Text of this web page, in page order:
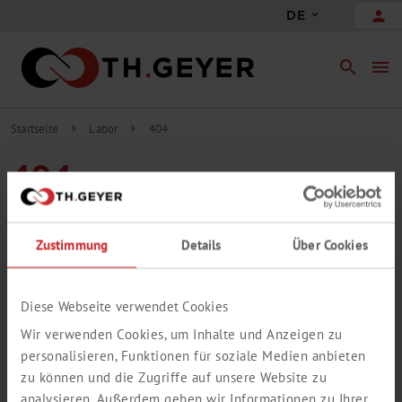
Zustimmung Details Über Cookies
Diese Webseite verwendet Cookies
Wir verwenden Cookies, um Inhalte und Anzeigen zu
personalisieren, Funktionen für soziale Medien anbieten
zu können und die Zugriffe auf unsere Website zu
analysieren. Außerdem geben wir Informationen zu Ihrer
DE person
search menu
Startseite chevron_right Labor chevron_right 404
404
DIESE SEITE IST LEIDER NICHT MEHR
VORHANDEN
Die von Ihnen aufgerufene Seite konnte leider nicht gefunden
Bitte verwenden Sie die Suche, um dennoch an die gewünschten
Informationen zu gelangen.